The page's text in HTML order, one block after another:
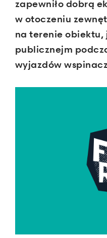
zapewniło dobrą
w otoczeniu
na terenie obiektu,
publicznejm
wyjazdów